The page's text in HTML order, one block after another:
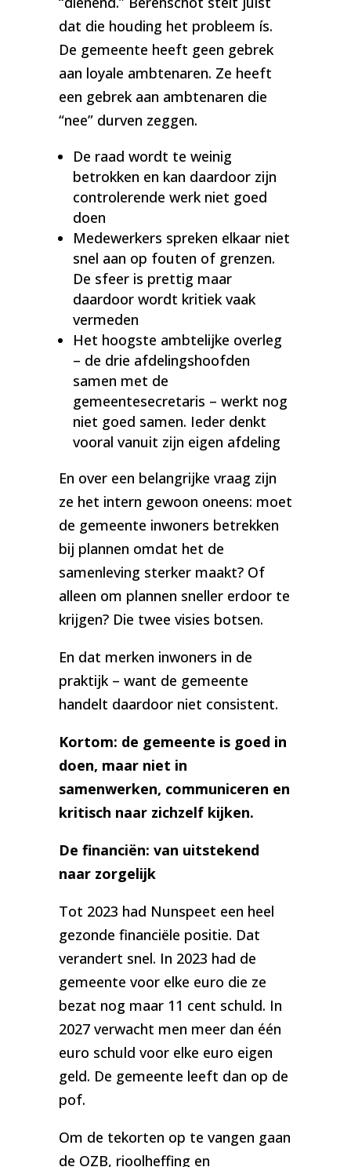
dat die houding het probleem ís.
De gemeente heeft geen gebrek
aan loyale ambtenaren. Ze heeft
een gebrek aan ambtenaren die
“nee” durven zeggen.
De raad wordt te weinig
betrokken en kan daardoor zijn
controlerende werk niet goed
doen
Medewerkers spreken elkaar niet
snel aan op fouten of grenzen.
De sfeer is prettig maar
daardoor wordt kritiek vaak
vermeden
Het hoogste ambtelijke overleg
– de drie afdelingshoofden
samen met de
gemeentesecretaris – werkt nog
niet goed samen. Ieder denkt
vooral vanuit zijn eigen afdeling
En over een belangrijke vraag zijn
ze het intern gewoon oneens: moet
de gemeente inwoners betrekken
bij plannen omdat het de
samenleving sterker maakt? Of
alleen om plannen sneller erdoor te
krijgen? Die twee visies botsen.
En dat merken inwoners in de
praktijk – want de gemeente
handelt daardoor niet consistent.
Kortom: de gemeente is goed in
doen, maar niet in
samenwerken, communiceren en
kritisch naar zichzelf kijken.
De financiën: van uitstekend
naar zorgelijk
Tot 2023 had Nunspeet een heel
gezonde financiële positie. Dat
verandert snel. In 2023 had de
gemeente voor elke euro die ze
bezat nog maar 11 cent schuld. In
2027 verwacht men meer dan één
euro schuld voor elke euro eigen
geld. De gemeente leeft dan op de
pof.
Om de tekorten op te vangen gaan
de OZB, rioolheffing en